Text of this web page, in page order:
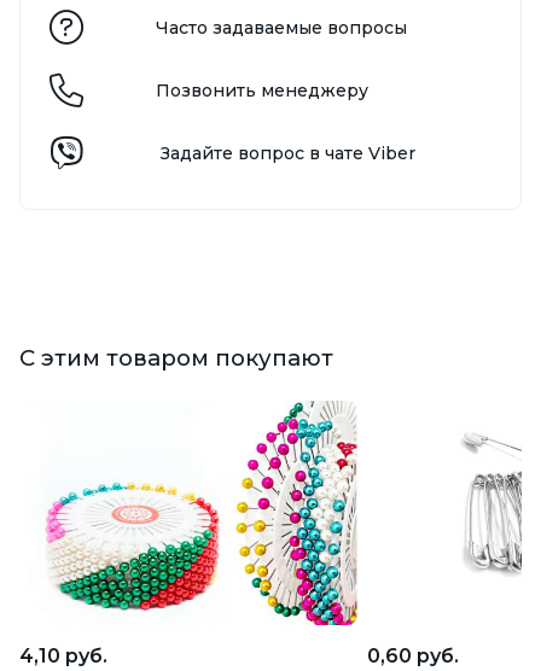
Часто задаваемые вопросы
Позвонить менеджеру
Задайте вопрос в чате Viber
С этим товаром покупают
4,10 руб. 0,60 руб.